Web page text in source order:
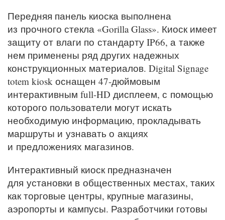
Передняя панель киоска выполнена
из прочного стекла «Gorilla Glass». Киоск имеет
защиту от влаги по стандарту IP66, а также
нем применены ряд других надежных
конструкционных материалов. Digital Signage
totem kiosk оснащен 47-дюймовым
интерактивным full-HD дисплеем, с помощью
которого пользователи могут искать
необходимую информацию, прокладывать
маршруты и узнавать о акциях
и предложениях магазинов.
Интерактивный киоск предназначен
для установки в общественных местах, таких
как торговые центры, крупные магазины,
аэропорты и кампусы. Разработчики готовы